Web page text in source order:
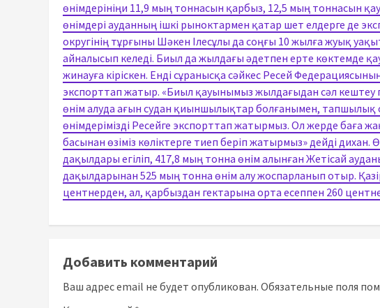
өнімдерініңи 11,9 мың тоннасын қарбыз, 12,5 мың тоннасын
өнімдері ауданның ішкі рыноктармен қатар шет елдерге де
округінің тұрғыны Шәкен Ілесұлы да соңғы 10 жылға жуық
айналысып келеді. Биыл да жылдағы әдетпен ерте көктемде
жинауға кіріскен. Енді сұранысқа сәйкес Ресей
экспорттап жатыр. «Биыл қауынымыз жылдағыдан сәл кештеу
өнім алуда ағын судан қиыншылықтар болғанымен, тапшылық
өнімдерімізді Ресейге экспорттап жатырмыз. Ол жерде баға
басынан өзіміз көліктерге тиеп беріп жатырмыз» дейді
дақылдары егіліп, 417,8 мың тонна өнім алынған Жетісай
дақылдарынан 525 мың тонна өнім алу жоспарланып отыр.
центнерден, ал, қарбыздан гектарына орта есеппен 260
Добавить комментарий
Ваш адрес email не будет опубликован. Обязательные поля